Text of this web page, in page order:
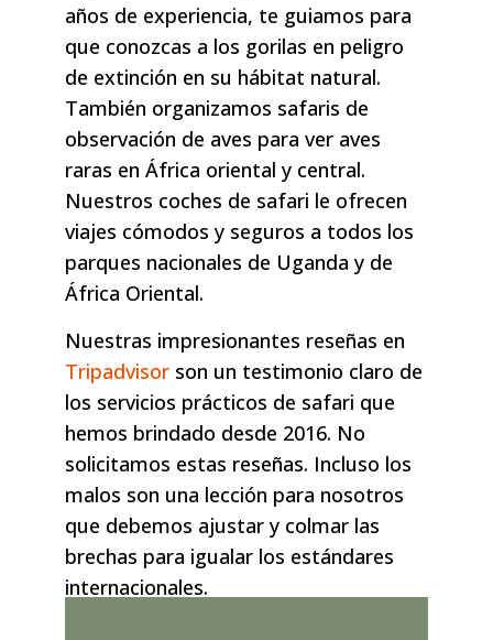
años de experiencia, te guiamos para
que conozcas a los gorilas en peligro
de extinción en su hábitat natural.
También organizamos safaris de
observación de aves para ver aves
raras en África oriental y central.
Nuestros coches de safari le ofrecen
viajes cómodos y seguros a todos los
parques nacionales de Uganda y de
África Oriental.
Nuestras impresionantes reseñas en
Tripadvisor son un testimonio claro de
los servicios prácticos de safari que
hemos brindado desde 2016. No
solicitamos estas reseñas. Incluso los
malos son una lección para nosotros
que debemos ajustar y colmar las
brechas para igualar los estándares
internacionales.